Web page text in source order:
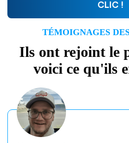
CLIC !
TÉMOIGNAGES
Ils ont rejoint le
voici ce qu'ils